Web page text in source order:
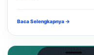
Baca Selengkapnya →